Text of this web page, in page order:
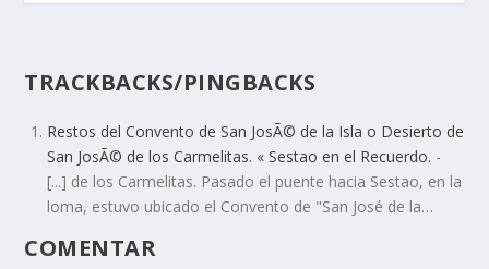
TRACKBACKS/PINGBACKS
Restos del Convento de San JosÃ© de la Isla o Desierto de
San JosÃ© de los Carmelitas. « Sestao en el Recuerdo. -
[...] de los Carmelitas. Pasado el puente hacia Sestao, en la
loma, estuvo ubicado el Convento de "San José de la…
COMENTAR